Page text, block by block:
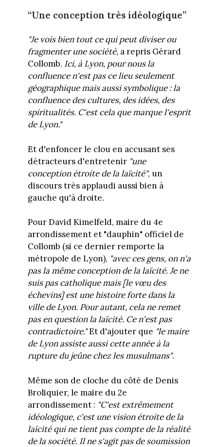
“Une conception très idéologique”
"Je vois bien tout ce qui peutdiviser ou
fragmenter une société,a repris Gérard
Collomb. Ici, à Lyon, pour nous la
confluence n'est pas ce lieu seulement
géographique mais aussi symbolique : la
confluence des cultures, des idées, des
spiritualités. C'est cela que marque l'esprit
de Lyon."
Et d'enfoncer le clou en accusant ses
détracteurs d'entretenir"une
conception étroite de la laïcité", un
discours très applaudi aussi bien à
gauche qu'à droite.
Pour David Kimelfeld, maire du 4e
arrondissement et "dauphin" officiel de
Collomb (si ce dernier remporte la
métropole de Lyon), "avec ces gens, on n'a
pas la même conception de la laïcité. Je ne
suis pas catholique mais [le vœu des
échevins] est une histoire forte dans la
ville de Lyon. Pour autant, cela ne remet
pas en question la laïcité. Ce n'est pas
contradictoire."Et d'ajouter que "le maire
de Lyon assiste aussi cette année à la
rupture du jeûne chez les musulmans".
Même son de cloche du côté de Denis
Broliquier, le maire du 2e
arrondissement : "C'est extrêmement
idéologique, c'est une vision étroite de la
laïcité qui ne tient pas compte de la réalité
de la société. Il ne s'agit pas de soumission